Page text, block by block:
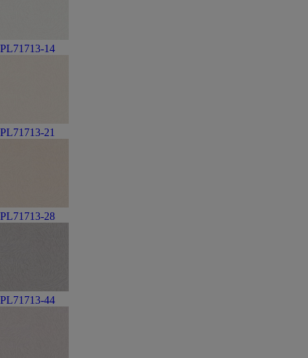
PL71713-14
PL71713-21
PL71713-28
PL71713-44